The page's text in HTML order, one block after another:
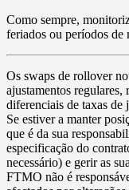
Como sempre,
feriados ou períodos de
Os swaps de rollover
ajustamentos regulares,
diferenciais de taxas de
Se estiver a manter
que é da sua
especificação do
necessário) e gerir as
FTMO não é